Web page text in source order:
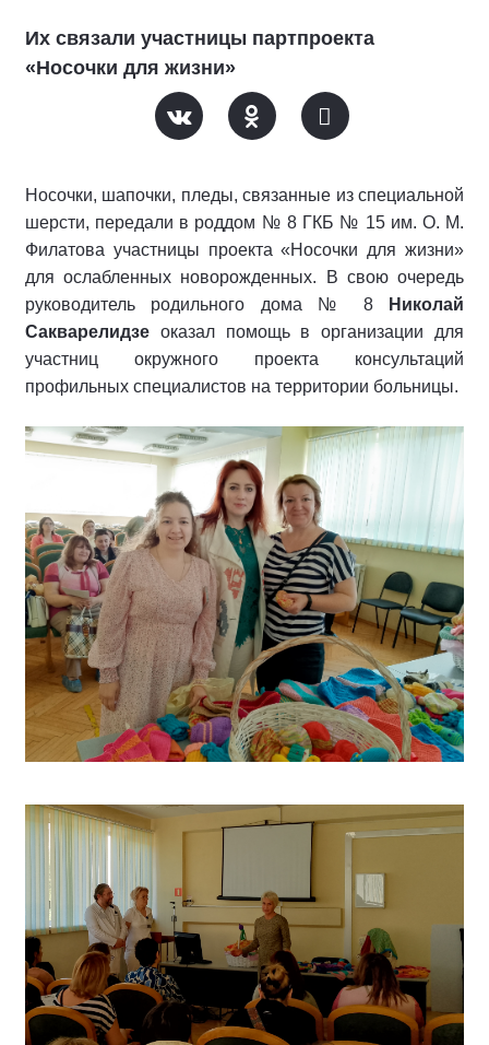
Их связали участницы партпроекта
«Носочки для жизни»
Носочки, шапочки, пледы, связанные из специальной
шерсти, передали в роддом № 8 ГКБ № 15 им. О. М.
Филатова участницы проекта «Носочки для жизни»
для ослабленных новорожденных. В свою очередь
руководитель родильного дома № 8
Николай
Сакварелидзе оказал помощь в организации для
участниц окружного проекта консультаций
профильных специалистов на территории больницы.